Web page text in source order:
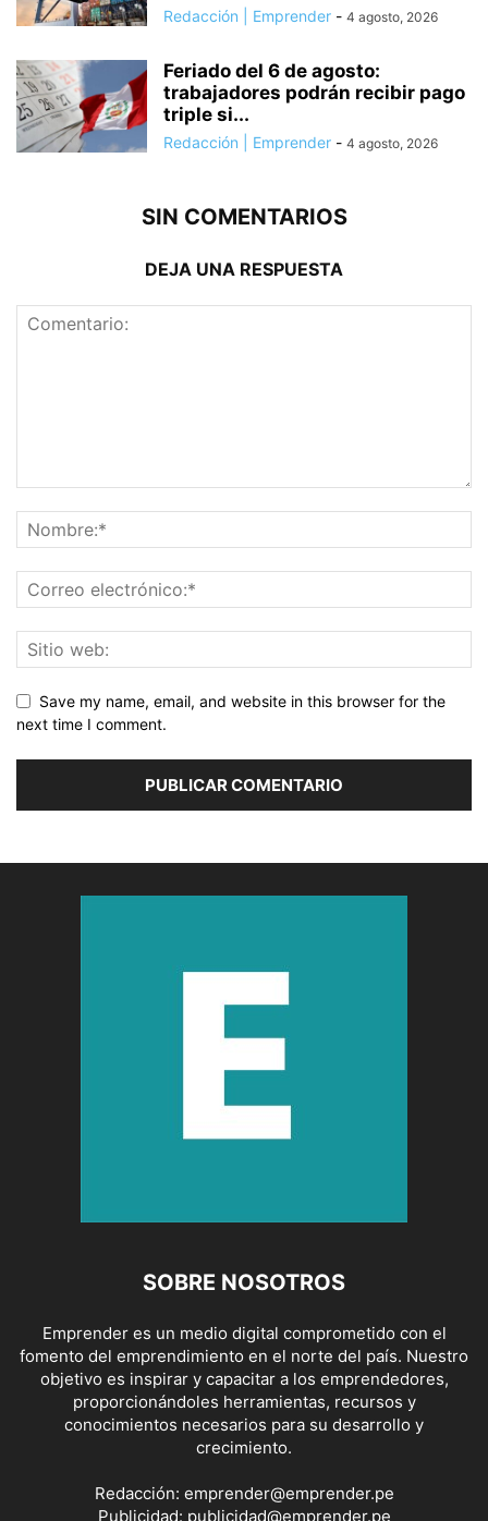
Redacción | Emprender - 4 agosto, 2026
Feriado del 6 de agosto:
trabajadores podrán recibir pago
triple si...
Redacción | Emprender - 4 agosto, 2026
SIN COMENTARIOS
DEJA UNA RESPUESTA
Save my name, email, and website in this browser for the
next time I comment.
SOBRE NOSOTROS
Emprender es un medio digital comprometido con el
fomento del emprendimiento en el norte del país. Nuestro
objetivo es inspirar y capacitar a los emprendedores,
proporcionándoles herramientas, recursos y
conocimientos necesarios para su desarrollo y
crecimiento.
Redacción: emprender@emprender.pe
Publicidad: publicidad@emprender.pe